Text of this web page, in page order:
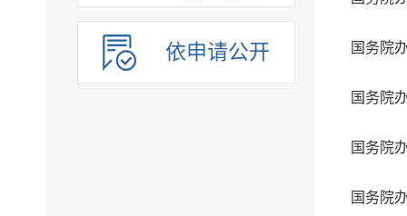
依申请公开